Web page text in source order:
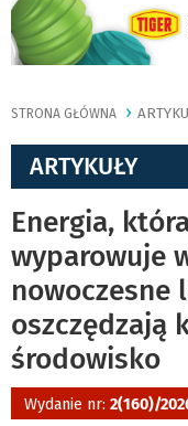
STRONA GŁÓWNA
ARTYKUŁY
Energia,
wyparowuje
nowoczesne
oszczędzają
środowisko
Wydanie nr: 2(160)/